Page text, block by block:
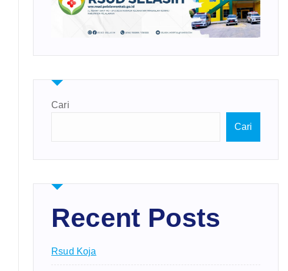
Cari
Cari
Recent Posts
Rsud Koja